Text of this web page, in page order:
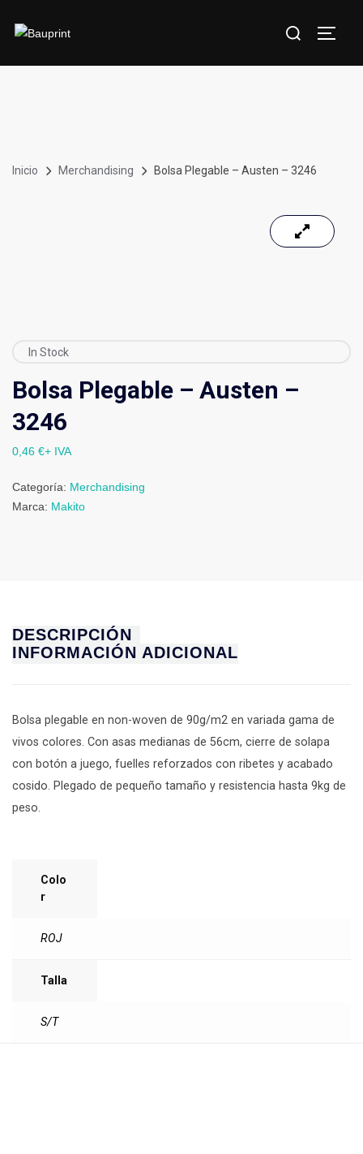
Inicio Merchandising Bolsa Plegable – Austen – 3246
In Stock
Bolsa Plegable – Austen –
3246
0,46 €+ IVA
Categoría: Merchandising
Marca: Makito
DESCRIPCIÓN
INFORMACIÓN ADICIONAL
Bolsa plegable en non-woven de 90g/m2 en variada gama de
vivos colores. Con asas medianas de 56cm, cierre de solapa
con botón a juego, fuelles reforzados con ribetes y acabado
cosido. Plegado de pequeño tamaño y resistencia hasta 9kg de
peso.
Colo
R
ROJ
Talla
S/T